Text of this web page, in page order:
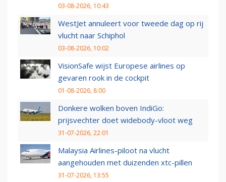
03-08-2026, 10:43
WestJet annuleert voor tweede dag op rij
vlucht naar Schiphol
03-08-2026, 10:02
VisionSafe wijst Europese airlines op
gevaren rook in de cockpit
01-08-2026, 8:00
Donkere wolken boven IndiGo:
prijsvechter doet widebody-vloot weg
31-07-2026, 22:01
Malaysia Airlines-piloot na vlucht
aangehouden met duizenden xtc-pillen
31-07-2026, 13:55